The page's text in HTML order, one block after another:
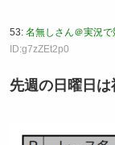
53: 名無しさん＠実況で
ID:g7zZEt2p0
先週の日曜日